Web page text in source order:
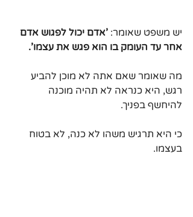
יש משפט שאומר: 'אדם יכול לפגוש אדם
אחר עד העומק בו הוא פגש את עצמו'.
מה שאומר שאם אתה לא מוכן להביע
רגש, היא כנראה לא תהיה מוכנה
להיחשף בפניך.
כי היא תרגיש משהו לא כנה, לא בטוח
בעצמו.